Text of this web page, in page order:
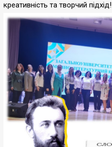
креативність та творчий підхід!